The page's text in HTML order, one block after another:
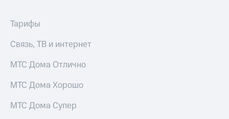
Домашний
телефон
Перейти
со своим
Семейная
группа
Скидка
на тарифы,
подписки
Тарифы
Связь, ТВ и интернет
МТС Дома Отлично
МТС Дома Хорошо
МТС Дома Супер